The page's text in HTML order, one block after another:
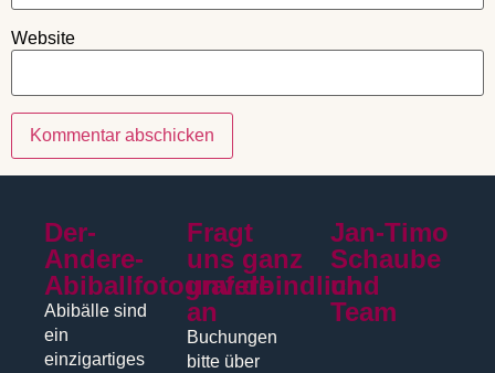
Website
Der-
Andere-
Abiballfotograf.de
Abibälle sind
ein
einzigartiges
Fragt
uns ganz
unverbindlich
an
Buchungen
bitte über
Jan-Timo
Schaube
und
Team